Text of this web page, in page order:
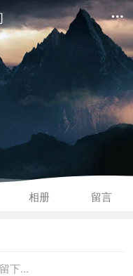

相册 留言
下...